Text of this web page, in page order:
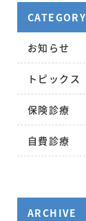
CATEGORY
お知らせ
トピックス
保険診療
自費診療
ARCHIVE